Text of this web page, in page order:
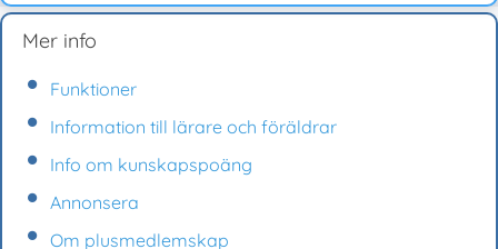
Mer info
Funktioner
Information till lärare och föräldrar
Info om kunskapspoäng
Annonsera
Om plusmedlemskap